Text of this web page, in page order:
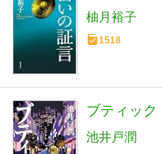
柚月裕子
1518
ブティック
池井戸潤